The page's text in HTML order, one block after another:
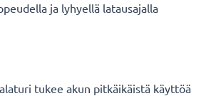
ja lyhyellä latausajalla
tukee akun pitkäikäistä käyttöä